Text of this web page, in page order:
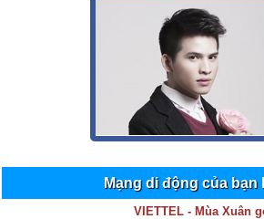
Mạng di động của bạn
VIETTEL - Mùa Xuân